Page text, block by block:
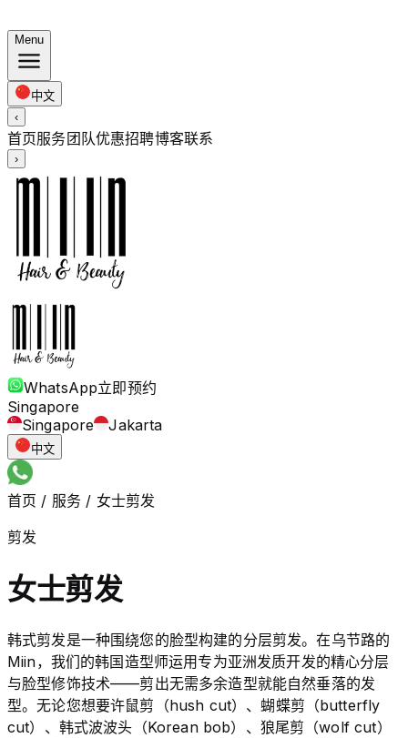
Menu
中文
‹
首页服务团队优惠招聘博客联系
›
WhatsApp立即预约
Singapore
Singapore
Jakarta
中文
首页 / 服务 / 女士剪发
剪发
女士剪发
韩式剪发是一种围绕您的脸型构建的分层剪发。在乌节路的
Miin，我们的韩国造型师运用专为亚洲发质开发的精心分层
与脸型修饰技术——剪出无需多余造型就能自然垂落的发
型。无论您想要许鼠剪（hush cut）、蝴蝶剪（butterfly
cut）、韩式波波头（Korean bob）、狼尾剪（wolf cut）